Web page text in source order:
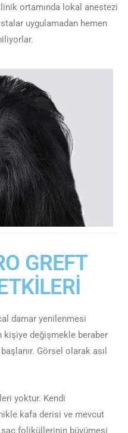
ortamında lokal anestezi
uygulamadan hemen
GREFT
damar yenilenmesi
kişiye değişmekle beraber
Görsel olarak asıl
yoktur. Kendi
kafa derisi ve mevcut